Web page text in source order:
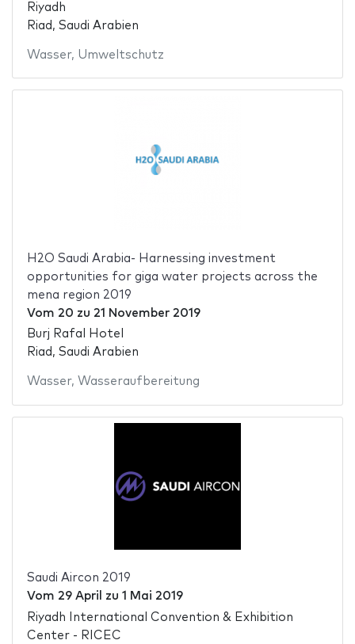
Riyadh
Riad, Saudi Arabien
Wasser, Umweltschutz
H2O Saudi Arabia- Harnessing investment
opportunities for giga water projects across the
mena region 2019
Vom 20 zu 21 November 2019
Burj Rafal Hotel
Riad, Saudi Arabien
Wasser, Wasseraufbereitung
Saudi Aircon 2019
Vom 29 April zu 1 Mai 2019
Riyadh International Convention & Exhibition
Center - RICEC